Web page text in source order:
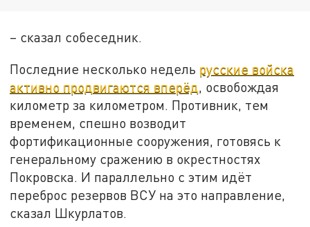
– сказал собеседник.
Последние несколько недель русские войска
активно продвигаются вперёд, освобождая
километр за километром. Противник, тем
временем, спешно возводит
фортификационные сооружения, готовясь к
генеральному сражению в окрестностях
Покровска. И параллельно с этим идёт
переброс резервов ВСУ на это направление,
сказал Шкурлатов.